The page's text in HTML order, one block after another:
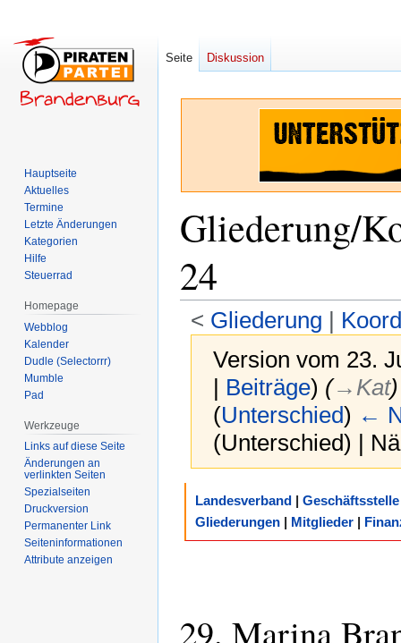
Gliederung/
24
< Gliederung ‎ |
Version vom 23.
| Beiträge) (→‎Kat)
(Unterschied) ←
(Unterschied) |
springen
springen
Landesverband | Geschäftsstelle
Gliederungen | Mitglieder |
29. Marina
Seite Diskussion
Hauptseite
Aktuelles
Termine
Letzte Änderungen
Kategorien
Hilfe
Steuerrad
Homepage
Webblog
Kalender
Dudle (Selectorrr)
Mumble
Pad
Werkzeuge
Links auf diese Seite
Änderungen an
verlinkten Seiten
Spezialseiten
Druckversion
Permanenter Link
Seiten­­informationen
Attribute anzeigen